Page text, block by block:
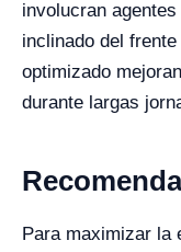
involucran
inclinado del
optimizado
durante largas
Para maximizar la